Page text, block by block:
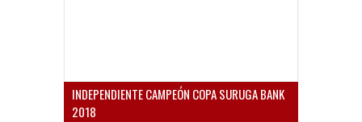
INDEPENDIENTE CAMPEÓN COPA SURUGA BANK
2018